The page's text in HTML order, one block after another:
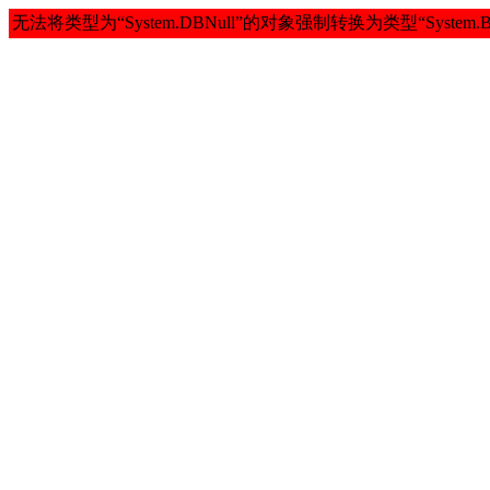
无法将类型为“System.DBNull”的对象强制转换为类型